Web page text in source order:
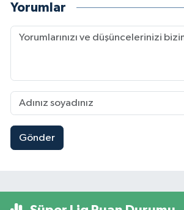
Yorumlar
Gönder